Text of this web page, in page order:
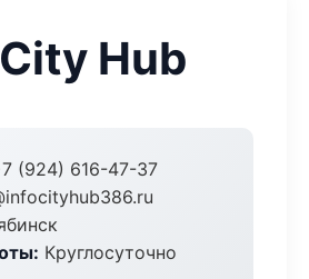
Hub
(924) 616-47-37
Круглосуточно